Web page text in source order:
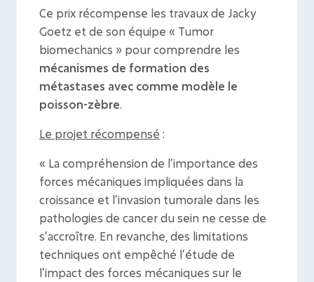
Ce prix récompense les travaux de Jacky
Goetz et de son équipe « Tumor
biomechanics » pour comprendre les
mécanismes de formation des
métastases avec comme modèle le
poisson-zèbre.
Le projet récompensé :
« La compréhension de l’importance des
forces mécaniques impliquées dans la
croissance et l’invasion tumorale dans les
pathologies de cancer du sein ne cesse de
s’accroître. En revanche, des limitations
techniques ont empêché l’étude de
l’impact des forces mécaniques sur le